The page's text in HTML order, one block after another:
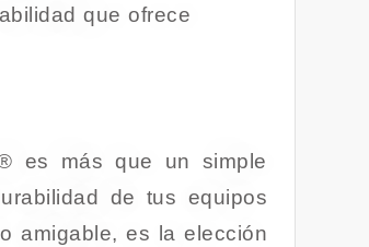
que ofrece
es más que un simple
de tus equipos
amigable, es la elección